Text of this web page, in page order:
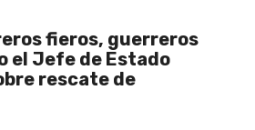
fieros, guerreros
el Jefe de Estado
rescate de